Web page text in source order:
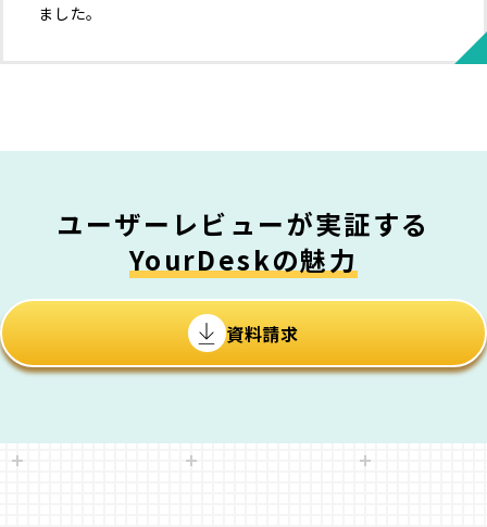
ました。
ユーザーレビューが実証する
YourDeskの魅力
資料請求